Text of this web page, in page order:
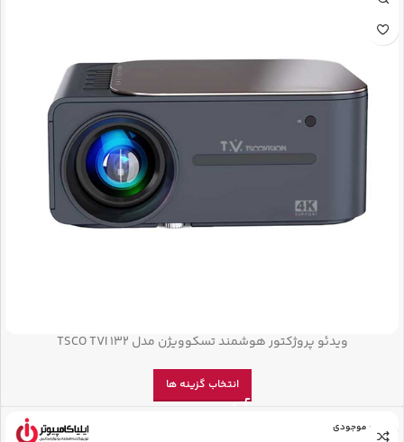
ویدئو پروژکتور هوشمند تسکوویژن مدل TSCO TVI 132
انتخاب گزینه ها
اتمام موجودی